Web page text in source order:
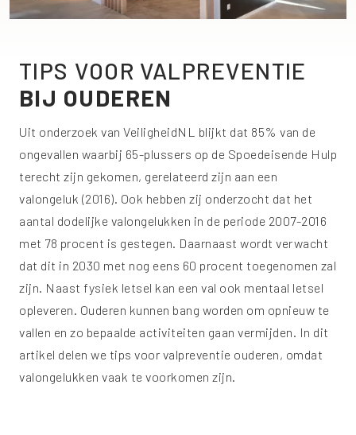
TIPS VOOR VALPREVENTIE
BIJ OUDEREN
Uit onderzoek van VeiligheidNL blijkt dat 85% van de
ongevallen waarbij 65-plussers op de Spoedeisende Hulp
terecht zijn gekomen, gerelateerd zijn aan een
valongeluk (2016). Ook hebben zij onderzocht dat het
aantal dodelijke valongelukken in de periode 2007-2016
met 78 procent is gestegen. Daarnaast wordt verwacht
dat dit in 2030 met nog eens 60 procent toegenomen zal
zijn. Naast fysiek letsel kan een val ook mentaal letsel
opleveren. Ouderen kunnen bang worden om opnieuw te
vallen en zo bepaalde activiteiten gaan vermijden. In dit
artikel delen we tips voor valpreventie ouderen, omdat
valongelukken vaak te voorkomen zijn.